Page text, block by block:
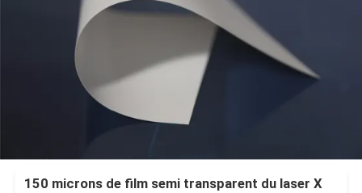
150 microns de film semi transparent du laser X